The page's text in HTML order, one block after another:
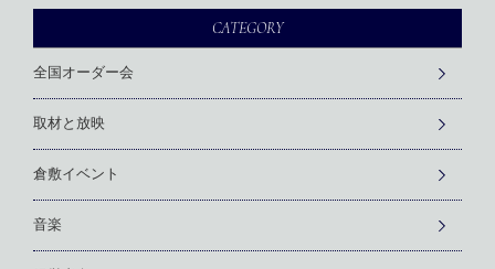
CATEGORY
全国オーダー会
取材と放映
倉敷イベント
音楽